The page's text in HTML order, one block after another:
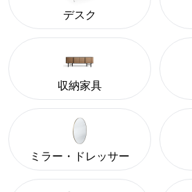
デスク
収納家具
ミラー・ドレッサー